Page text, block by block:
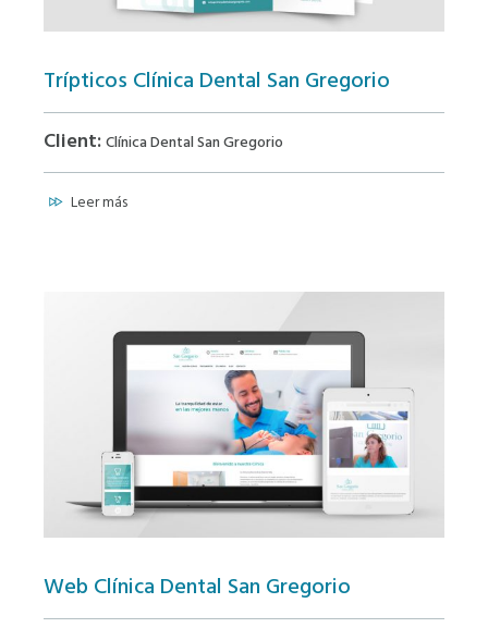
Trípticos Clínica Dental San Gregorio
Client:Clínica Dental San Gregorio
Leer más
Web Clínica Dental San Gregorio